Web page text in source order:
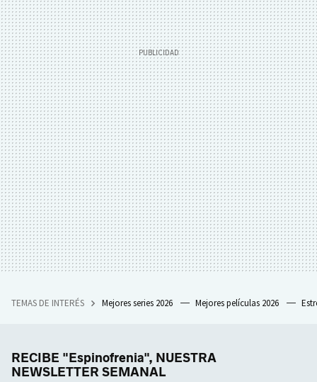
TEMAS DE INTERÉS Mejores series 2026 Mejores películas 2026
RECIBE "Espinofrenia", NUESTRA
NEWSLETTER SEMANAL